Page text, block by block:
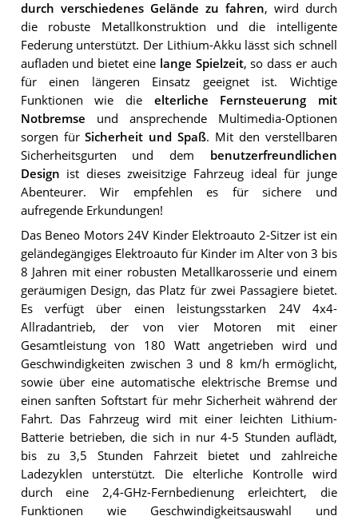
durch verschiedenes Gelände zu fahren, wird durch
die robuste Metallkonstruktion und die intelligente
Federung unterstützt. Der Lithium-Akku lässt sich schnell
aufladen und bietet eine lange Spielzeit, so dass er auch
für einen längeren Einsatz geeignet ist. Wichtige
Funktionen wie die elterliche Fernsteuerung mit
Notbremse und ansprechende Multimedia-Optionen
sorgen fürSicherheit und Spaß. Mit den verstellbaren
Sicherheitsgurten und dem
benutzerfreundlichen
Design ist dieses zweisitzige Fahrzeug ideal für junge
Abenteurer. Wir empfehlen es für sichere und
aufregende Erkundungen!
Das Beneo Motors 24V Kinder Elektroauto 2-Sitzer ist ein
geländegängiges Elektroauto für Kinder im Alter von 3 bis
8 Jahren mit einer robusten Metallkarosserie und einem
geräumigen Design, das Platz für zwei Passagiere bietet.
Es verfügt über einen leistungsstarken 24V 4x4-
Allradantrieb, der von vier Motoren mit einer
Gesamtleistung von 180 Watt angetrieben wird und
Geschwindigkeiten zwischen 3 und 8 km/h ermöglicht,
sowie über eine automatische elektrische Bremse und
einen sanften Softstart für mehr Sicherheit während der
Fahrt. Das Fahrzeug wird mit einer leichten Lithium-
Batterie betrieben, die sich in nur 4-5 Stunden auflädt,
bis zu 3,5 Stunden Fahrzeit bietet und zahlreiche
Ladezyklen unterstützt. Die elterliche Kontrolle wird
durch eine 2,4-GHz-Fernbedienung erleichtert, die
Funktionen wie Geschwindigkeitsauswahl und